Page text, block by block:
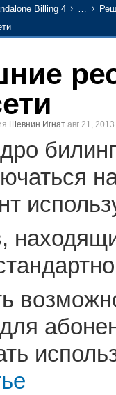
Billing 4 …
Шевнин Игнат авг 21, 2013